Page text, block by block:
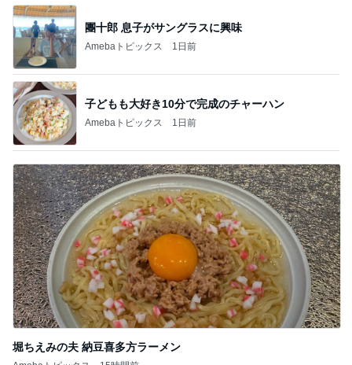
堀ちえみの夫 納豆喜多方ラーメン
Amebaトピックス 15時間前
記事を読む
堀ちえみ 家族と憩いの鶏すき
Amebaトピックス 1日前